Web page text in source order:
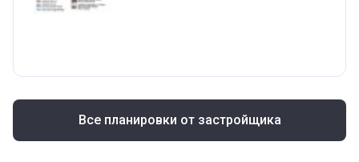
Все планировки от застройщика